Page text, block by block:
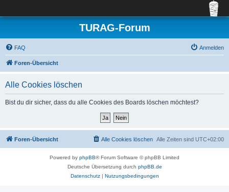
TURAG-Forum
FAQ Anmelden
Foren-Übersicht
Alle Cookies löschen
Bist du dir sicher, dass du alle Cookies des Boards löschen möchtest?
Foren-Übersicht Alle Zeiten sind UTC+02:00
Alle Cookies löschen
Powered by phpBB® Forum Software © phpBB Limited
Deutsche Übersetzung durch phpBB.de
Datenschutz| Nutzungsbedingungen